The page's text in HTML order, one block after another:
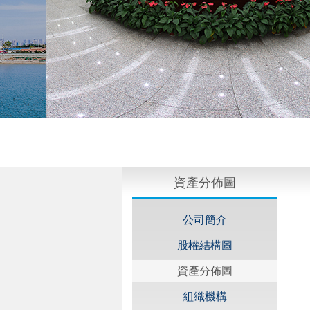
資產分佈圖
公司簡介
股權結構圖
資產分佈圖
組織機構